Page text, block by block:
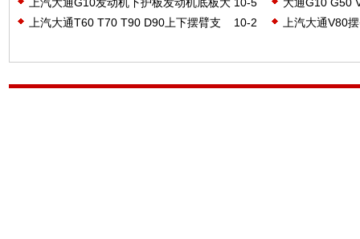
通G20发动机护板挡泥板
10-2
上汽大通T60 T70 T90 D90上下摆臂支
上汽大通V80